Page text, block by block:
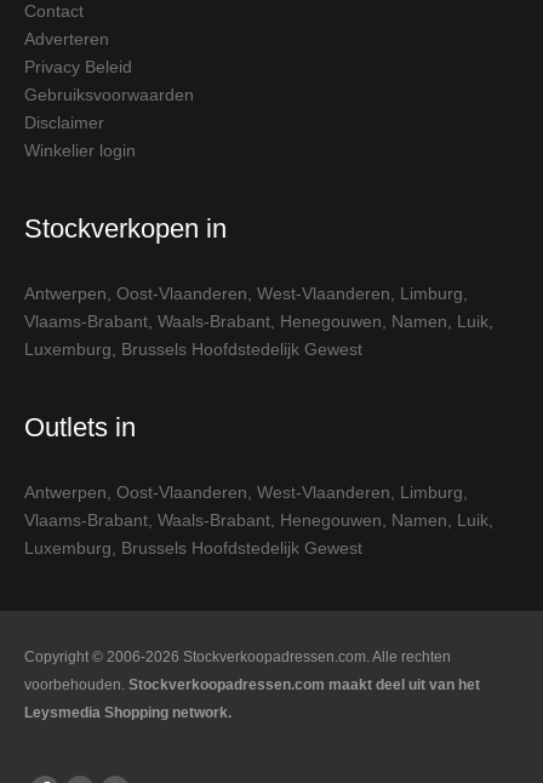
Contact
Adverteren
Privacy Beleid
Gebruiksvoorwaarden
Disclaimer
Winkelier login
Stockverkopen in
Antwerpen Oost-Vlaanderen West-Vlaanderen Limburg
Vlaams-Brabant Waals-Brabant Henegouwen Namen Luik
Luxemburg
Brussels Hoofdstedelijk Gewest
Outlets in
Antwerpen Oost-Vlaanderen West-Vlaanderen Limburg
Vlaams-Brabant Waals-Brabant Henegouwen Namen Luik
Luxemburg
Brussels Hoofdstedelijk Gewest
Copyright © 2006-2026 Stockverkoopadressen.com. Alle rechten
voorbehouden. Stockverkoopadressen.com maakt deel uit van het
Leysmedia Shopping network.